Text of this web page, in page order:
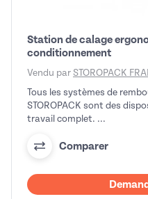
Station de calage
conditionnement
Vendu par STOROPACK
Tous les systèmes de
STOROPACK sont des
travail complet. ...
Comparer